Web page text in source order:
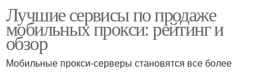
Лучшие сервисы по продаже
мобильных прокси: рейтинг и
обзор
Мобильные прокси-серверы становятся все более